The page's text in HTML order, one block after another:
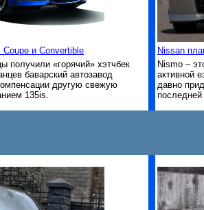
Coupe и Convertible
получили «горячий» хэтчбек
баварский автозавод
другую свежую
135is.
Nissan
Nismo –
активной
давно
последней